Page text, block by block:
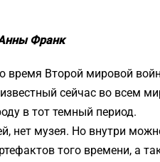
Франк
время Второй мировой
сейчас во всем
в тот темный период.
нет музея. Но внутри
того времени, а